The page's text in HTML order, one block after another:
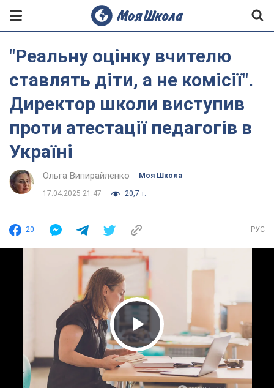
"Реальну оцінку вчителю
ставлять діти, а не комісії".
Директор школи виступив
проти атестації педагогів в
Україні
Ольга Випирайленко Моя Школа
17.04.2025 21:47 20,7 т.
20 РУС
Play Video